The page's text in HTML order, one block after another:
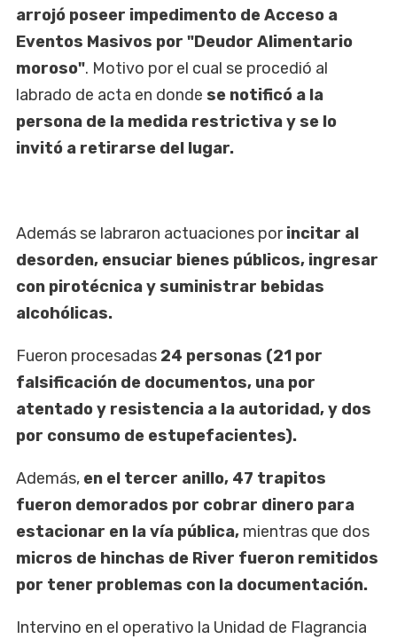
arrojó poseer impedimento de Acceso a
Eventos Masivos por "Deudor Alimentario
moroso". Motivo por el cual se procedió al
labrado de acta en donde se notificó a la
persona de la medida restrictiva y se lo
invitó a retirarse del lugar.
Además se labraron actuaciones porincitar al
desorden, ensuciar bienes públicos, ingresar
con pirotécnica y suministrar bebidas
alcohólicas.
Fueron procesadas 24 personas (21 por
falsificación de documentos, una por
atentado y resistencia a la autoridad, y dos
por consumo de estupefacientes).
Además, en el tercer anillo, 47 trapitos
fueron demorados por cobrar dinero para
estacionar en la vía pública, mientras que dos
micros de hinchas de River fueron remitidos
por tener problemas con la documentación.
Intervino en el operativo la Unidad de Flagrancia